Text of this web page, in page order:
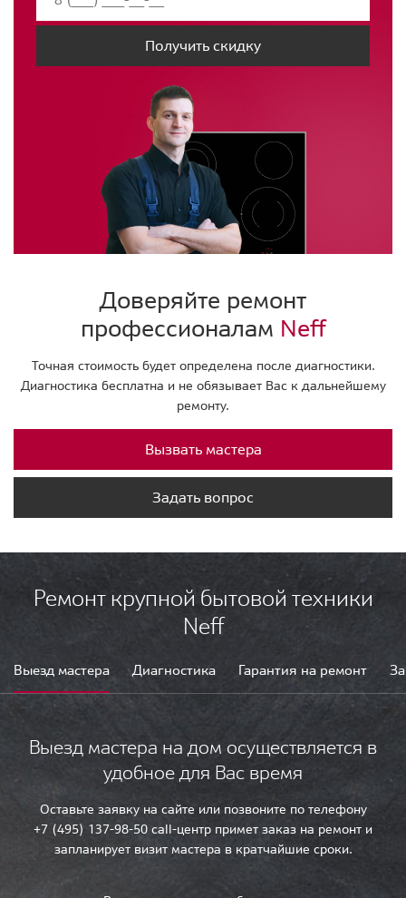
Получить скидку
Доверяйте ремонт
профессионалам Neff
Точная стоимость будет определена после диагностики.
Диагностика бесплатна и не обязывает Вас к дальнейшему
ремонту.
Вызвать мастера
Задать вопрос
Ремонт крупной бытовой техники
Neff
Выезд мастера Диагностика Гарантия на ремонт
Выезд мастера на дом осуществляется в
удобное для Вас время
Оставьте заявку на сайте или позвоните по телефону
+7 (495) 137-98-50 call-центр примет заказ на ремонт и
запланирует визит мастера в кратчайшие сроки.